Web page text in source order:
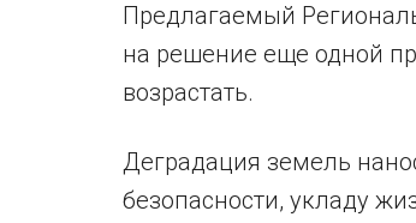
Предлагаемый
на решение еще одной
возрастать.
Деградация земель
безопасности, укладу